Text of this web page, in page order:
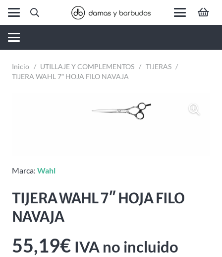
Inicio / UTILLAJE Y COMPLEMENTOS / TIJERAS /
TIJERA WAHL 7″ HOJA FILO NAVAJA
Marca: Wahl
TIJERA WAHL 7″ HOJA FILO
NAVAJA
55,19€ IVA no incluido